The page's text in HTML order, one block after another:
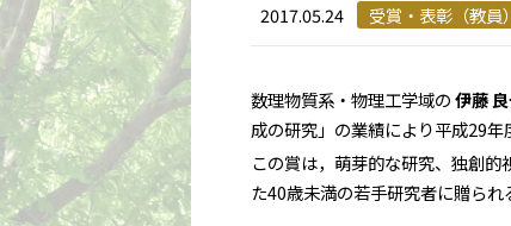
2017.05.24 受賞・表彰（教員）
数理物質系・物理工学域の伊藤
成の研究」の業績により平成29年
この賞は，萌芽的な研究、独創
た40歳未満の若手研究者に贈られ